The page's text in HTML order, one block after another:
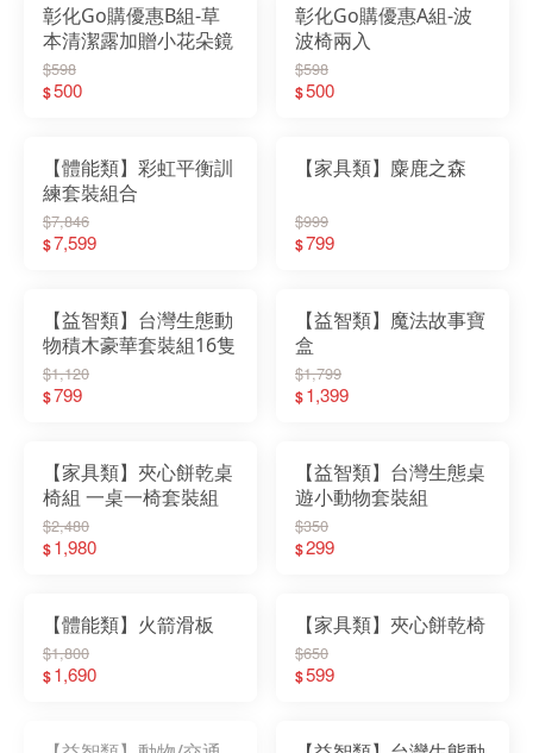
彰化Go購優惠B組-草
本清潔露加贈小花朵鏡
$598
$500
彰化Go購優惠A組-波
波椅兩入
$598
$500
【體能類】彩虹平衡訓
練套裝組合
$7,846
$7,599
【家具類】麋鹿之森
$999
$799
【益智類】台灣生態動
物積木豪華套裝組16隻
$1,120
$799
【益智類】魔法故事寶
盒
$1,799
$1,399
【家具類】夾心餅乾桌
椅組 一桌一椅套裝組
$2,480
$1,980
【益智類】台灣生態桌
遊小動物套裝組
$350
$299
【體能類】火箭滑板
$1,800
$1,690
【家具類】夾心餅乾椅
$650
$599